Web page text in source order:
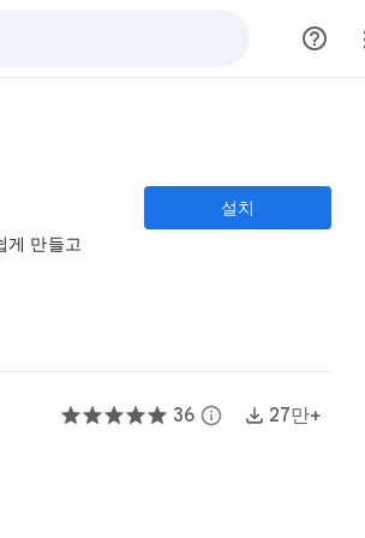
help_outline
게 만들고
설치
36 info 27만+